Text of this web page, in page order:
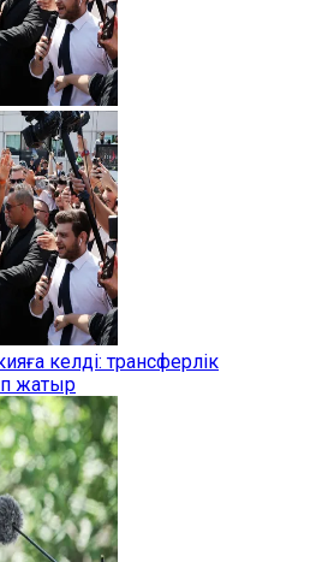
келді: трансферлік
жатыр